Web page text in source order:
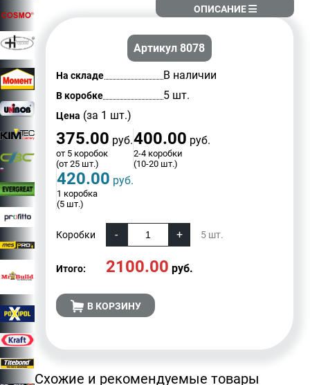
ОПИСАНИЕ
Артикул 8078
На складе В наличии
В коробке 5 шт.
Цена (за 1 шт.)
375.00 руб.
от 5 коробок
(от 25 шт.)
400.00 руб.
2-4 коробки
(10-20 шт.)
420.00 руб.
1 коробка
(5 шт.)
Коробки 5шт.
Итого: 2100.00 руб.
В КОРЗИНУ
Схожие и рекомендуемые товары